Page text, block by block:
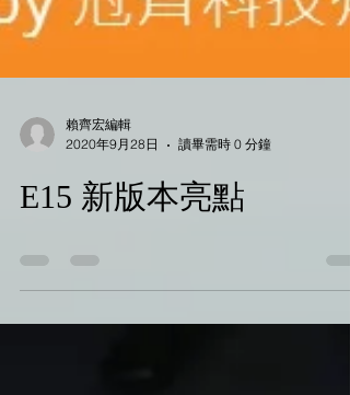
2020年9月28日
讀畢需時 0 分鐘